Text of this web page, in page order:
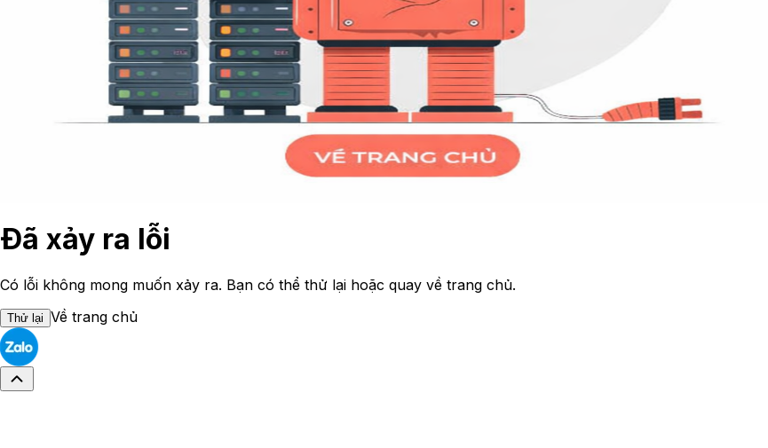
Đã xảy ra lỗi
Có lỗi không mong muốn xảy ra. Bạn có thể thử lại hoặc quay về trang chủ.
Thử lại Về trang chủ